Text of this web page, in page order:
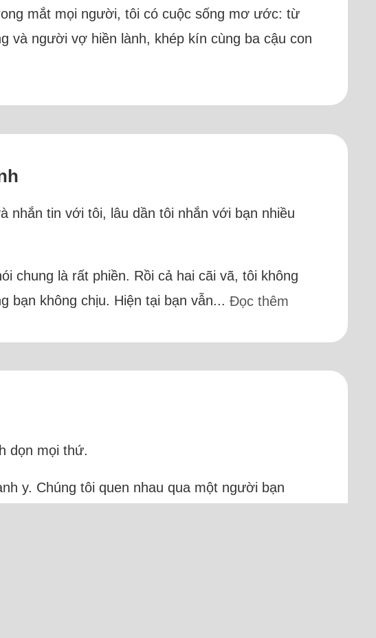
mắt mọi người, tôi có cuộc sống mơ ước: từ
và người vợ hiền lành, khép kín cùng ba cậu con
nhắn tin với tôi, lâu dần tôi nhắn với bạn nhiều
chung là rất phiền. Rồi cả hai cãi vã, tôi không
bạn không chịu. Hiện tại bạn vẫn... Đọc thêm
dọn mọi thứ.
y. Chúng tôi quen nhau qua một người bạn